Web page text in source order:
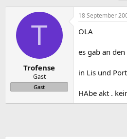
s
t
a
h
l
o
t
T
Trofense
Gast
Gast
18 September
OLA
es gab an
in Lis und
HAbe akt .